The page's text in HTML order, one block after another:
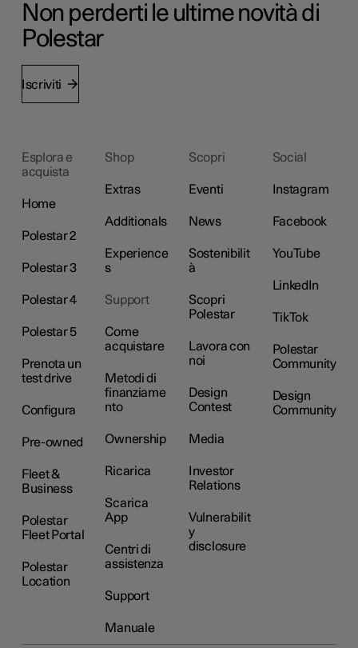
Non perderti le ultime novità di
Polestar
Iscriviti
Esplora e
acquista
Home
Polestar 2
Polestar 3
Polestar 4
Polestar 5
Prenota un
test drive
Configura
Pre-owned
Fleet &
Business
Polestar
Fleet Portal
Polestar
Location
Shop
Extras
Additionals
Experience
s
Support
Come
acquistare
Metodi di
finanziame
nto
Ownership
Ricarica
Scarica
App
Centri di
assistenza
Support
Manuale
Scopri
Eventi
News
Sostenibilit
à
Scopri
Polestar
Lavora con
noi
Design
Contest
Media
Investor
Relations
Vulnerabilit
y
disclosure
Social
Instagram
Facebook
YouTube
LinkedIn
TikTok
Polestar
Community
Design
Community